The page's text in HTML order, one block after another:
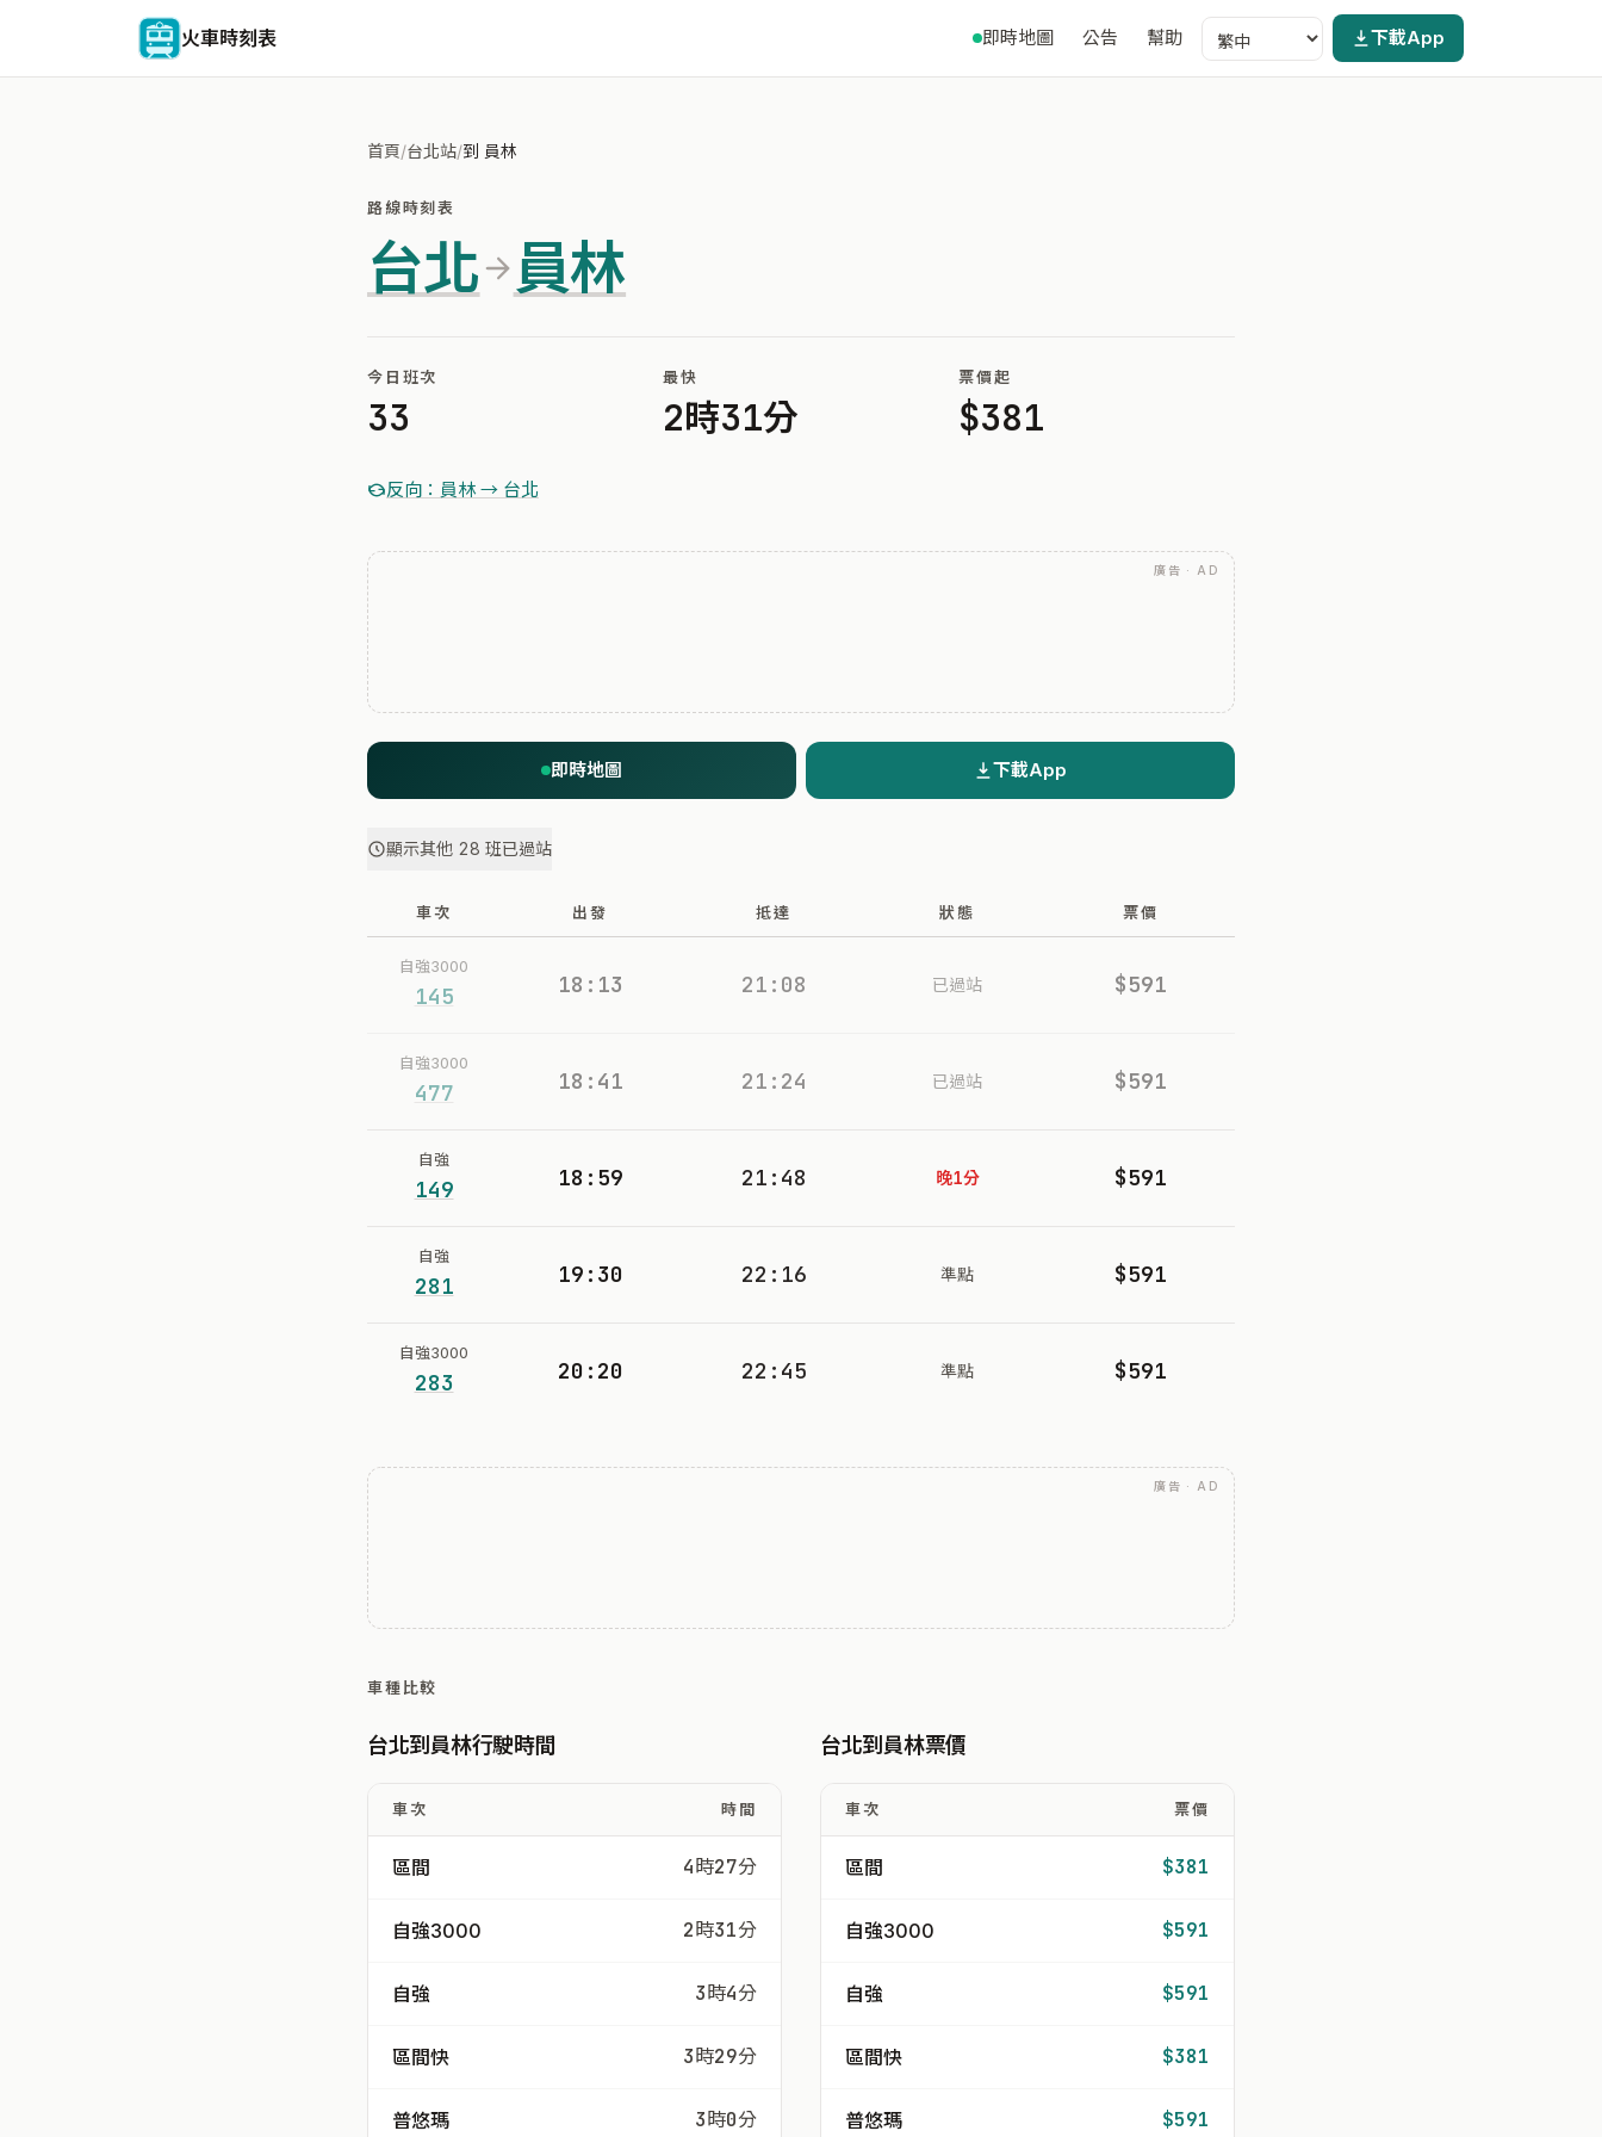
火車時刻表 即時地圖 公告 幫助 下載App
首頁/台北站/到 員林
路線時刻表
台北 員林
今日班次
33
最快
2時31分
票價起
$381
反向：員林 → 台北
廣告 · AD
即時地圖 下載App
顯示其他 28 班已過站
車次 出發 抵達 狀態 票價
自強3000
145 18:13 21:08 已過站 $591
自強3000
477 18:41 21:24 已過站 $591
自強
149 18:59 21:48 晚1分 $591
自強
281 19:30 22:16 準點 $591
自強3000
283 20:20 22:45 準點 $591
廣告 · AD
車種比較
台北到員林行駛時間
車次 時間
區間 4時27分
自強3000 2時31分
自強 3時4分
區間快 3時29分
普悠瑪 3時0分
台北到員林票價
車次 票價
區間 $381
自強3000 $591
自強 $591
區間快 $381
普悠瑪 $591